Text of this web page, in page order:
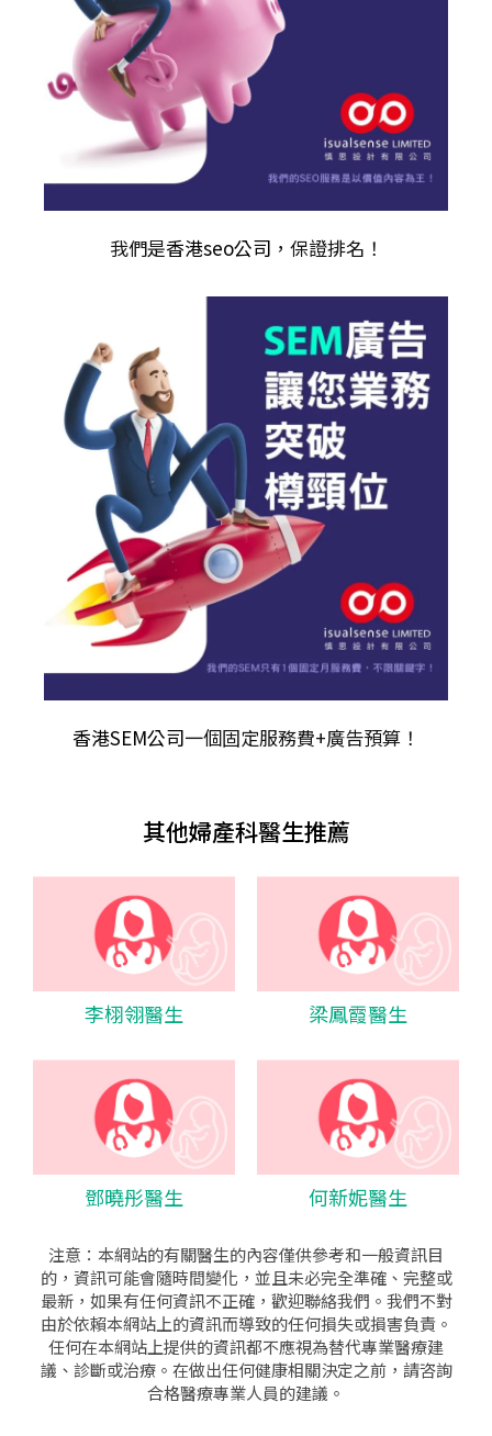
我們是香港seo公司 ，保證排名！
香港SEM公司一個固定服務費+廣告預算！
其他婦產科醫生推薦
李栩翎醫生 梁鳳霞醫生
鄧曉彤醫生 何新妮醫生
注意：本網站的有關醫生的內容僅供參考和一般資訊目
的，資訊可能會隨時間變化，並且未必完全準確、完整或
最新，如果有任何資訊不正確，歡迎聯絡我們。我們不對
由於依賴本網站上的資訊而導致的任何損失或損害負責。
任何在本網站上提供的資訊都不應視為替代專業醫療建
議、診斷或治療。在做出任何健康相關決定之前，請咨詢
合格醫療專業人員的建議。